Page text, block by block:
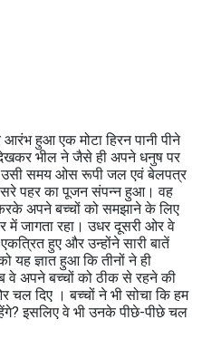
हुआ एक मोटा हिरन पानी पीने
भील ने जैसे ही अपने धनुष पर
उसी समय ओस रूपी जल एवं बेलपत्र
पहर का पूजन संपन्न हुआ। वह
करके अपने बच्चों को समझाने के लिए
जागता रहा। उधर दूसरी ओर वे
हुए और उन्होंने सारी बातें
यह ज्ञात हुआ कि तीनों ने ही
वे अपने बच्चों को ठीक से रहने की
चल दिए । बच्चों ने भी सोचा कि हम
इसलिए वे भी उनके पीछे-पीछे चल